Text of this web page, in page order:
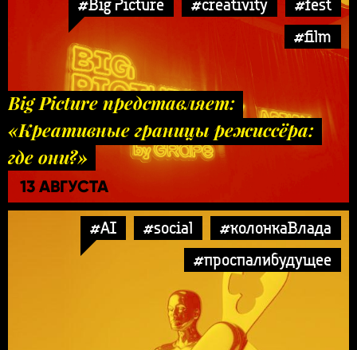
#film
Big Picture представляет:
«Креативные границы режиссёра:
где они?»
13 АВГУСТА
#AI #social
#колонкаВлада
#проспалибудущее